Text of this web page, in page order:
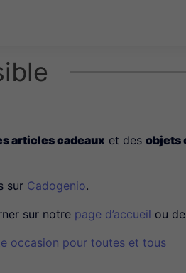
articles cadeaux et des objets
sur Cadogenio.
sur notre page d’accueil ou
occasion pour toutes et tous